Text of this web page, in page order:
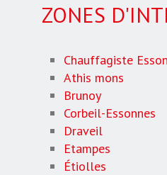
ZONES
Chauffagiste
Athis mons
Brunoy
Corbeil-Essonnes
Draveil
Etampes
Étiolles